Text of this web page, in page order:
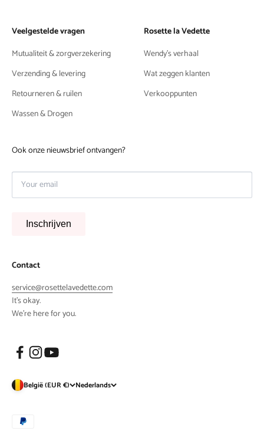
Veelgestelde vragen
Mutualiteit & zorgverzekering
Verzending & levering
Retourneren & ruilen
Wassen & Drogen
Rosette la Vedette
Wendy's verhaal
Wat zeggen klanten
Verkooppunten
Ook onze nieuwsbrief ontvangen?
Inschrijven
Contact
service@rosettelavedette.com
It's okay.
We're here for you.
België (EUR €) Nederlands